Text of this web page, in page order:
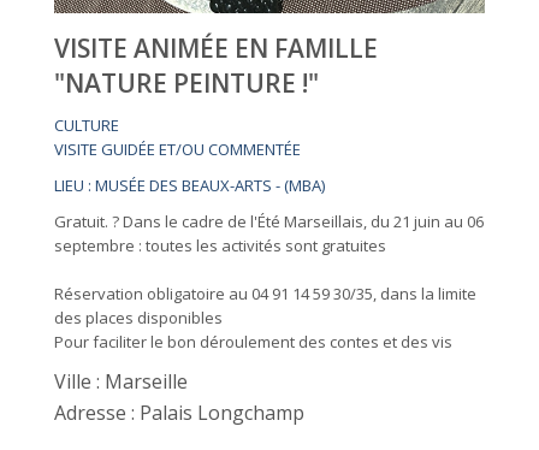
VISITE ANIMÉE EN FAMILLE
"NATURE PEINTURE !"
CULTURE
VISITE GUIDÉE ET/OU COMMENTÉE
LIEU : MUSÉE DES BEAUX-ARTS - (MBA)
Gratuit. ? Dans le cadre de l'Été Marseillais, du 21 juin au 06
septembre : toutes les activités sont gratuites
Réservation obligatoire au 04 91 14 59 30/35, dans la limite
des places disponibles
Pour faciliter le bon déroulement des contes et des vis
Ville : Marseille
Adresse : Palais Longchamp